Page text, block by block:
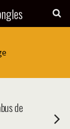
de